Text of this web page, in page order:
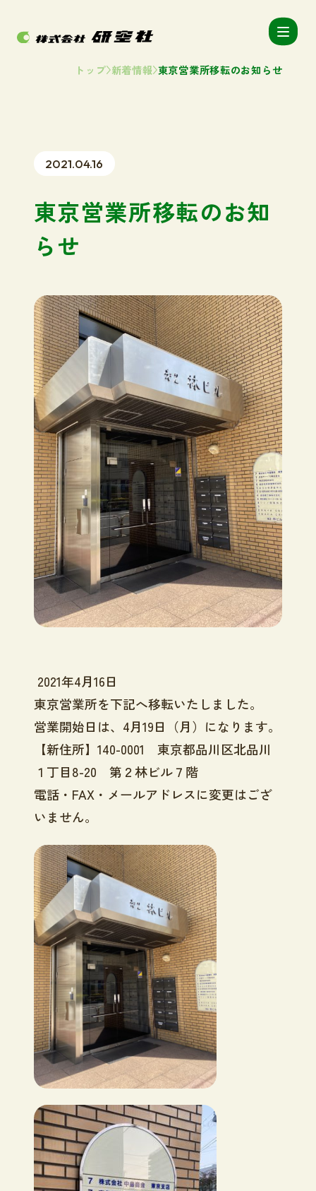
トップ 新着情報 東京営業所移転のお知らせ
2021.04.16
東京営業所移転のお知
らせ
2021年4月16日
東京営業所を下記へ移転いたしました。
営業開始日は、4月19日（月）になります。
【新住所】140-0001 東京都品川区北品川
１丁目8-20 第２林ビル７階
電話・FAX・メールアドレスに変更はござ
いません。